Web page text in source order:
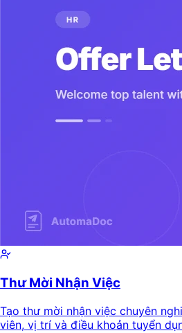
Thư Mời Nhận Việc
Tạo thư mời nhận việc chuyên
viên, vị trí và điều khoản tuyển